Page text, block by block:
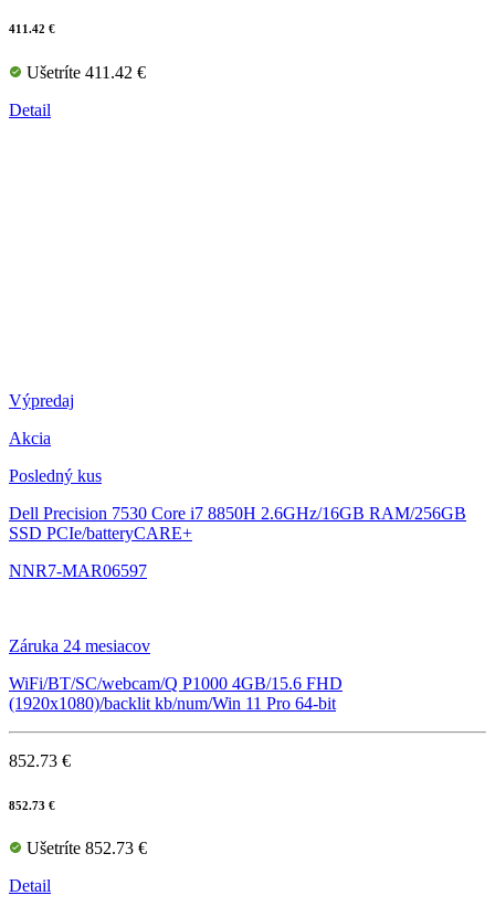
411.42 €
Ušetríte 411.42 €
Detail
Výpredaj
Akcia
Posledný kus
Dell Precision 7530 Core i7 8850H 2.6GHz/16GB RAM/256GB
SSD PCIe/batteryCARE+
NNR7-MAR06597
Záruka 24 mesiacov
WiFi/BT/SC/webcam/Q P1000 4GB/15.6 FHD
(1920x1080)/backlit kb/num/Win 11 Pro 64-bit
852.73 €
852.73 €
Ušetríte 852.73 €
Detail